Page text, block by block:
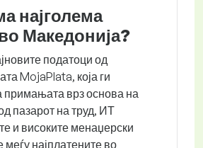
најголема
Македонија?
податоци од
MojaPlata, која ги
примањата врз основа на
пазарот на труд, ИТ
и високите менаџерски
меѓу најплатените во